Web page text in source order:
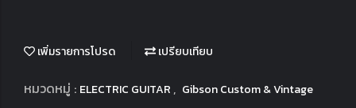
เพิ่มรายการโปรด เปรียบเทียบ
หมวดหมู่ : ELECTRIC GUITAR , Gibson Custom & Vintage